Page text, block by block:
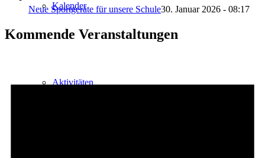
Kalender
Aktivitäten
Neue Sportgeräte für unsere Schule30. Januar 2026 - 08:17
Kommende Veranstaltungen